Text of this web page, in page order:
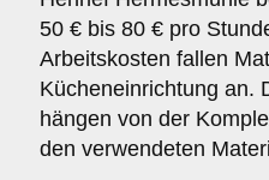
50 € bis 80 € pro
Arbeitskosten fallen
Kücheneinrichtung an.
hängen von der
den verwendeten